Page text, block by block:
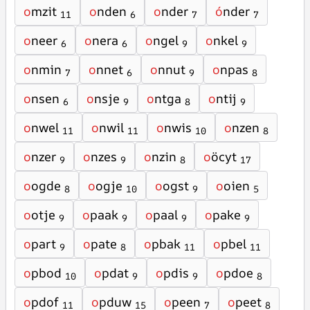
omzit 11 onden 6 onder 7 ónder 7
oneer 6 onera 6 ongel 9 onkel 9
onmin 7 onnet 6 onnut 9 onpas 8
onsen 6 onsje 9 ontga 8 ontij 9
onwel 11 onwil 11 onwis 10 onzen 8
onzer 9 onzes 9 onzin 8 oöcyt 17
oogde 8 oogje 10 oogst 9 ooien 5
ootje 9 opaak 9 opaal 9 opake 9
opart 9 opate 8 opbak 11 opbel 11
opbod 10 opdat 9 opdis 9 opdoe 8
opdof 11 opduw 15 opeen 7 opeet 8